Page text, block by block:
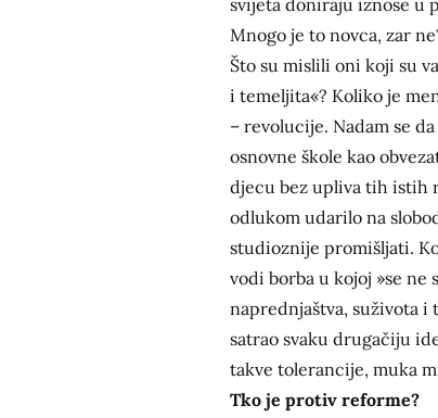
svijeta doniraju iznose u
Mnogo je to novca, zar
Što su mislili oni koji su
i temeljita«? Koliko je
– revolucije. Nadam se
osnovne škole kao
djecu bez upliva tih istih
odlukom udarilo na
studioznije promišljati.
vodi borba u kojoj »se
naprednjaštva, suživota
satrao svaku drugačiju
takve tolerancije, muka
Tko je protiv reforme?